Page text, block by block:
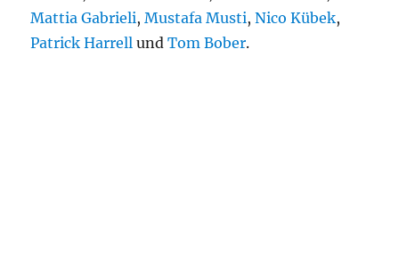
Mattia Gabrieli,Mustafa Musti,Nico Kübek,
Patrick Harrell undTom Bober.